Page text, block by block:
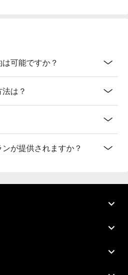
可能ですか？
は？
が提供されますか？